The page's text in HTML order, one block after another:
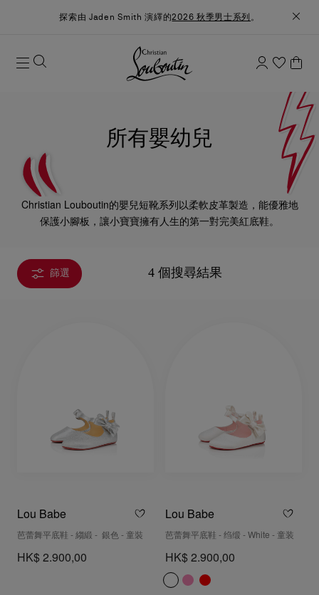
探索由 Jaden Smith 演繹的2026 秋季男士系列 。
所有嬰幼兒
Christian Louboutin的嬰兒短靴系列以柔軟皮革製造，能優雅地
保護小腳板，讓小寶寶擁有人生的第一對完美紅底鞋。
篩選 4 個搜尋結果
Lou Babe
芭蕾舞平底鞋 - 縐緞 - 銀色 - 童裝
HK$ 2.900,00
Lou Babe
芭蕾舞平底鞋 - 绉缎 - White - 童装
HK$ 2.900,00